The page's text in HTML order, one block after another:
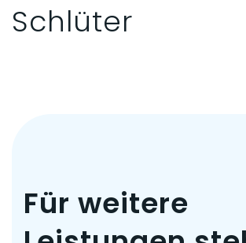
Schlüter
Für weitere